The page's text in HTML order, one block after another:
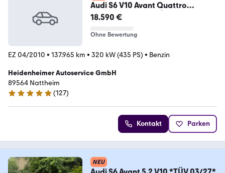
Audi S6 V10 Avant Quattro
Facelift-3G-BeDi-TÜV NEU
18.590 €
Ohne Bewertung
EZ 04/2010 • 137.965 km • 320 kW (435 PS) • Benzin
Heidenheimer Autoservice GmbH
89564 Nattheim
5 Sterne
(127)
Kontakt Parken
NEU